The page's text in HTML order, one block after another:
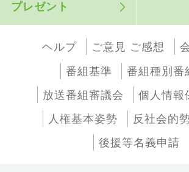
プレゼント
ヘルプ ご意見 ご感想
番組基準
番組種別番
放送番組審議会
個人情報
人権基本姿勢
反社会的
後援等名義申請